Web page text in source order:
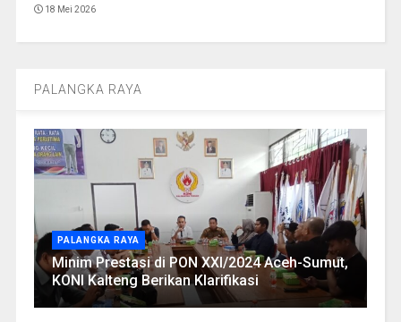
18 Mei 2026
PALANGKA RAYA
PALANGKA RAYA
Minim Prestasi di PON XXI/2024 Aceh-Sumut,
KONI Kalteng Berikan Klarifikasi